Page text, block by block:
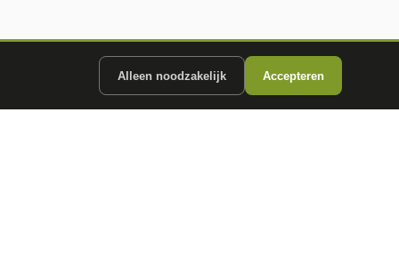
Alleen noodzakelijk Accepteren